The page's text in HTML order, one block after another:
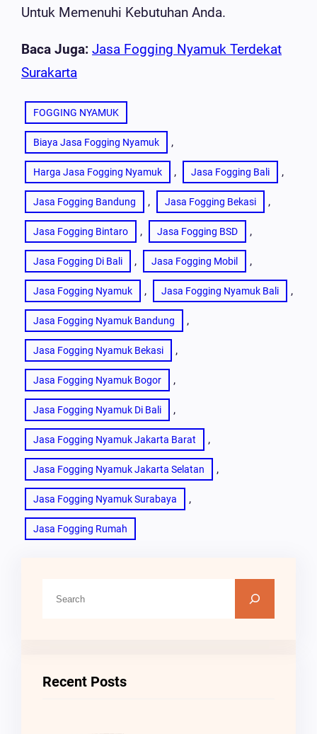
Untuk Memenuhi Kebutuhan Anda.
Baca Juga: Jasa Fogging Nyamuk Terdekat
Surakarta
FOGGING NYAMUK
Biaya Jasa Fogging Nyamuk ,
Harga Jasa Fogging Nyamuk , Jasa Fogging Bali ,
Jasa Fogging Bandung , Jasa Fogging Bekasi ,
Jasa Fogging Bintaro , Jasa Fogging BSD ,
Jasa Fogging Di Bali , Jasa Fogging Mobil ,
Jasa Fogging Nyamuk , Jasa Fogging Nyamuk Bali ,
Jasa Fogging Nyamuk Bandung ,
Jasa Fogging Nyamuk Bekasi ,
Jasa Fogging Nyamuk Bogor ,
Jasa Fogging Nyamuk Di Bali ,
Jasa Fogging Nyamuk Jakarta Barat ,
Jasa Fogging Nyamuk Jakarta Selatan ,
Jasa Fogging Nyamuk Surabaya ,
Jasa Fogging Rumah
Recent Posts